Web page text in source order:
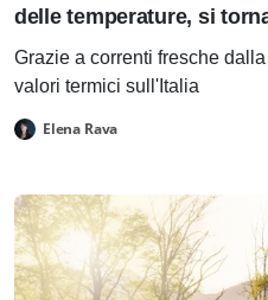
delle temperature, si
Grazie a correnti fresche
valori termici sull'Italia
Elena Rava